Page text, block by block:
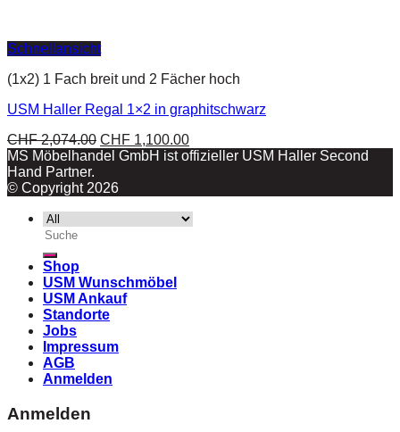
Schnellansicht
(1x2) 1 Fach breit und 2 Fächer hoch
USM Haller Regal 1×2 in graphitschwarz
CHF2,074.00 CHF 1,100.00
MS Möbelhandel GmbH ist offizieller USM Haller Second
Hand Partner.
© Copyright 2026
Suche
nach:
Shop
USM Wunschmöbel
USM Ankauf
Standorte
Jobs
Impressum
AGB
Anmelden
Anmelden